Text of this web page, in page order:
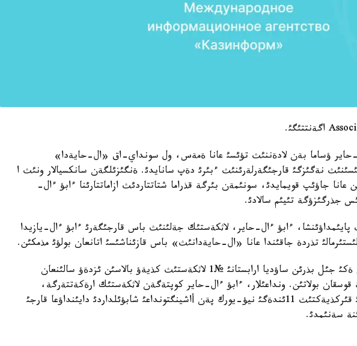
حاير ؤساما بةن لادةننئث تؤئسئ عانا ةمةس، ول سونداي-اق «ال-حايةدا»
نةگئزگئ قارجئگةرلةرئنئث ءبئرئ دةپ سانايدئ. ةنگئزئلگةن سانكسيالار ونئث ا
عانا جاؤئپ قويمايدئ، سونئمةن بئرگة قذراما شتاتتاردئث ازاماتتارئنا ءابؤ ءال-
جذرگئزؤگة تئيئم سالادئ.
پايئمداؤئنشا، ءابؤ ءال-حاير، لاثكةستئك جةلئنئث باس قارجئگةرئ ءابؤ ءال-يازيدا
تذردة جاقئندا عانا «ال-حايةدانئث» باس قازئناشئسئ اتانعان بولؤئ مذمكئن.
ايتا كةتؤ كةتةك، وسئدان ةكئ جئل بذرئن ساؤديا ارابستانئ №1 لاثكةستئث كذيةؤ بالاسئن ئزدةؤ سالئنعان
قوسقان بولاتئن. ونداعئلار، ءابؤ ءال-حاير كوپتةگةن لاثكةستئك ارةكةتتةرگة،
ونئث ئشئندة 2001 -جئلئ قئركذيةكتئث 11ئندةگئ نيؤ-يورك پةن أاشينگتونداعئ شابؤئلداردئ دايئنداؤعا قارجئ
سةنئمدئ.